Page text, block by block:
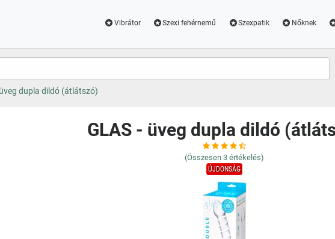
Vibrátor Szexi fehérnemű Szexpatik Nőknek
dupla dildó (átlátszó)
GLAS - üveg dupla dildó
(Összesen 3 értékelés)
ÚJDONSÁG